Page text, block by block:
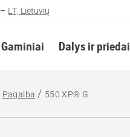
– LT, Lietuvių
Gaminiai Dalys ir priedai
Pagalba 550 XP® G